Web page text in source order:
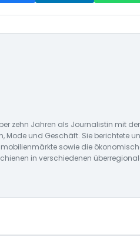
zehn Jahren als Journalistin mit
Mode und Geschäft. Sie berichtete
sowie die
in verschiedenen